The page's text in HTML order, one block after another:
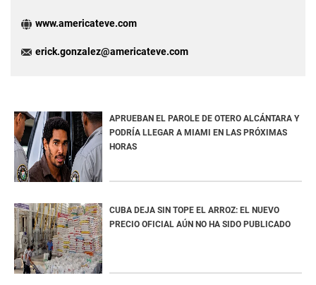
www.americateve.com
erick.gonzalez@americateve.com
APRUEBAN EL PAROLE DE OTERO ALCÁNTARA Y
PODRÍA LLEGAR A MIAMI EN LAS PRÓXIMAS
HORAS
CUBA DEJA SIN TOPE EL ARROZ: EL NUEVO
PRECIO OFICIAL AÚN NO HA SIDO PUBLICADO